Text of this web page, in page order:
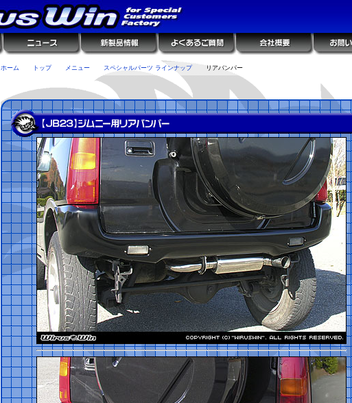
ホーム トップ メニュー スペシャルパーツ ラインナップ リアバンパー